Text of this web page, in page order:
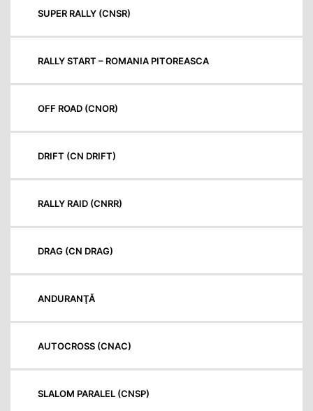
SUPER RALLY (CNSR)
RALLY START – ROMANIA PITOREASCA
OFF ROAD (CNOR)
DRIFT (CN DRIFT)
RALLY RAID (CNRR)
DRAG (CN DRAG)
ANDURANŢĂ
AUTOCROSS (CNAC)
SLALOM PARALEL (CNSP)